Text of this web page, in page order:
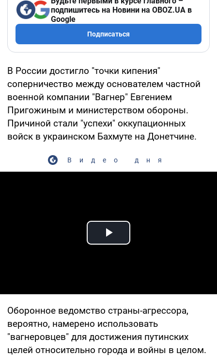
подпишитесь на Новини на OBOZ.UA в
Google
Подписаться
В России достигло "точки кипения"
соперничество между основателем частной
военной компании "Вагнер" Евгением
Пригожиным и министерством обороны.
Причиной стали "успехи" оккупационных
войск в украинском Бахмуте на Донетчине.
Видео дня
Play Video
Оборонное ведомство страны-агрессора,
вероятно, намерено использовать
"вагнеровцев" для достижения путинских
целей относительно города и войны в целом.